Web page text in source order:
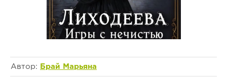
Автор: Брай Марьяна